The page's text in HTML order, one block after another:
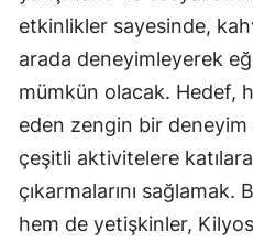
etkinlikler sayesinde,
arada deneyimleyerek
mümkün olacak. Hedef,
eden zengin bir deneyim
çeşitli aktivitelere
çıkarmalarını
hem de yetişkinler,